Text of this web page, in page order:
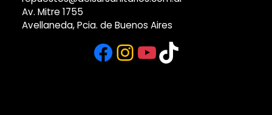
Av. Mitre 1755
Avellaneda, Pcia. de Buenos Aires
Facebook
Instagram
YouTube
TikTok